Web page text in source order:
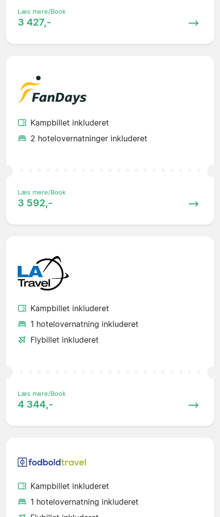
Læs mere/Book
3 427,-
Kampbillet inkluderet
2 hotelovernatninger inkluderet
Læs mere/Book
3 592,-
Kampbillet inkluderet
1 hotelovernatning inkluderet
Flybillet inkluderet
Læs mere/Book
4 344,-
Kampbillet inkluderet
1 hotelovernatning inkluderet